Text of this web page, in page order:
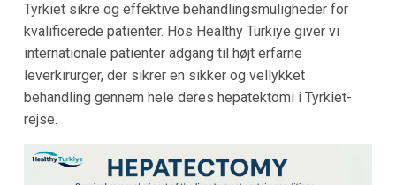
Tyrkiet sikre og effektive behandlingsmuligheder for
kvalificerede patienter. Hos Healthy Türkiye giver vi
internationale patienter adgang til højt erfarne
leverkirurger, der sikrer en sikker og vellykket
behandling gennem hele deres hepatektomi i Tyrkiet-
rejse.